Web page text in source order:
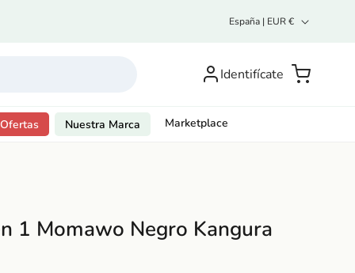
/
g
España | EUR €
Identifícate
sesión o
Carrito
Ofertas Nuestra Marca Marketplace
1 Momawo Negro Kangura